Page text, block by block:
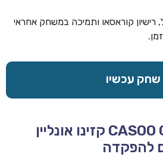
רישיון קוראסאו ותמיכה במשחק אחראי
שחק עכשיו
CASOO CASINO – 2026 קזינו אונליין
להפקדה